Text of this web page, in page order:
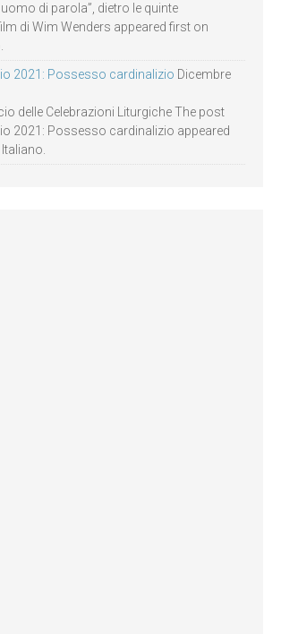
di parola”, dietro le quinte
di Wim Wenders appeared first on
2021: Possesso cardinalizio Dicembre
delle Celebrazioni Liturgiche The post
2021: Possesso cardinalizio appeared